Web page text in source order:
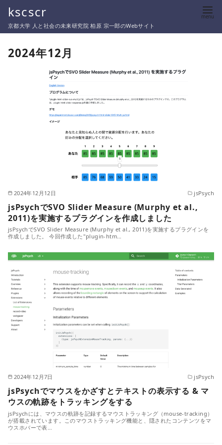
テ
kscscr
京都大学 人と社会の未来研究院 柏原 宗一郎のWebサイト
2024年12月
2024年12月12日 jsPsych
jsPsychでSVO Slider Measure (Murphy et al.,
2011)を実施するプラグインを作成しました
jsPsychでSVO Slider Measure (Murphy et al., 2011)を実施するプラグインを
作成しました。 今回作成した"plugin-htm…
2024年12月7日 jsPsych
jsPsychでマウスをかざすとテキストの表示する & マ
ウスの軌跡をトラッキングをする
jsPsychには、マウスの軌跡を記録するマウストラッキング（mouse-tracking）
が搭載されています。このマウストラッキング機能と、隠されたコンテンツをマ
ウスホバーで表…